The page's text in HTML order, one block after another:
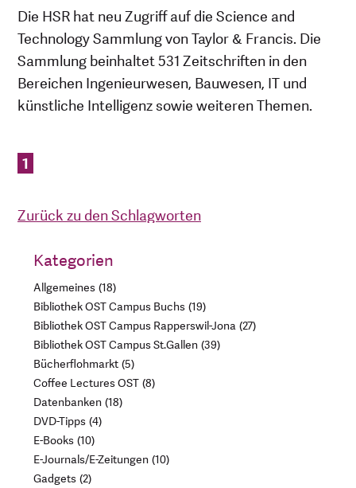
Die HSR hat neu Zugriff auf die Science and
Technology Sammlung von Taylor & Francis. Die
Sammlung beinhaltet 531 Zeitschriften in den
Bereichen Ingenieurwesen, Bauwesen, IT und
künstliche Intelligenz sowie weiteren Themen.
1
Zurück zu den Schlagworten
Kategorien
Allgemeines 18
Bibliothek OST Campus Buchs 19
Bibliothek OST Campus Rapperswil-Jona 27
Bibliothek OST Campus St.Gallen 39
Bücherflohmarkt 5
Coffee Lectures OST 8
Datenbanken 18
DVD-Tipps 4
E-Books 10
E-Journals/E-Zeitungen 10
Gadgets 2